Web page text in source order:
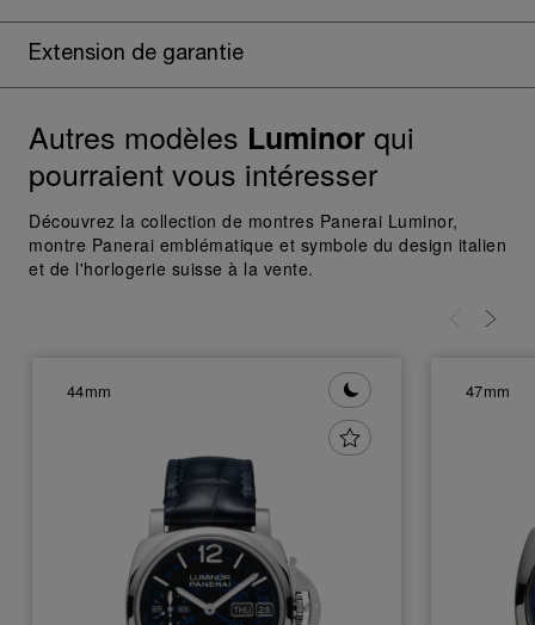
Extension de garantie
Autres modèles Luminorqui
pourraient vous intéresser
Découvrez la collection de montres Panerai Luminor,
montre Panerai emblématique et symbole du design italien
et de l'horlogerie suisse à la vente.
44mm 47mm
donnez votre consentement uniquement